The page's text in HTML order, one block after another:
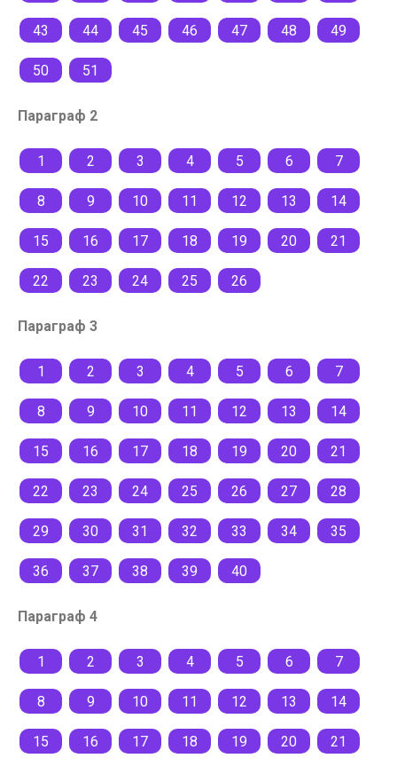
43 44 45 46 47 48 49
50 51
Параграф 2
1 2 3 4 5 6 7
8 9 10 11 12 13 14
15 16 17 18 19 20 21
22 23 24 25 26
Параграф 3
1 2 3 4 5 6 7
8 9 10 11 12 13 14
15 16 17 18 19 20 21
22 23 24 25 26 27 28
29 30 31 32 33 34 35
36 37 38 39 40
Параграф 4
1 2 3 4 5 6 7
8 9 10 11 12 13 14
15 16 17 18 19 20 21